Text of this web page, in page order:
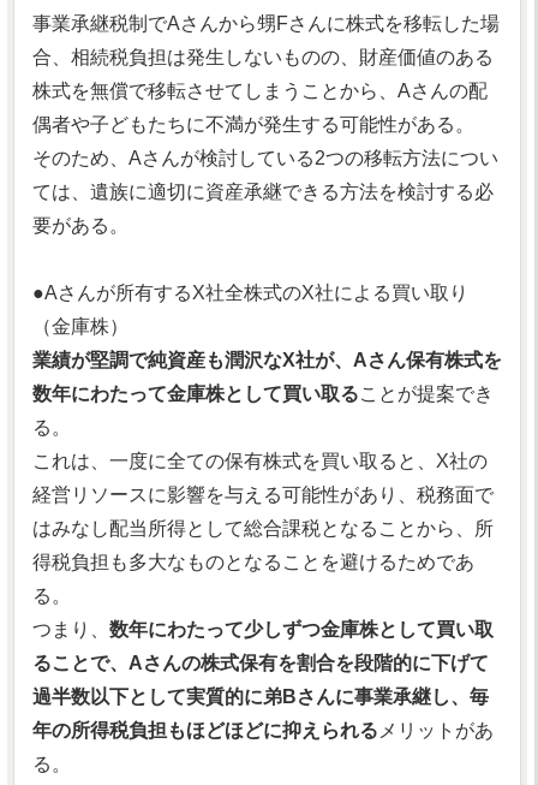
事業承継税制でAさんから甥Fさんに株式を移転した場
合、相続税負担は発生しないものの、財産価値のある
株式を無償で移転させてしまうことから、Aさんの配
偶者や子どもたちに不満が発生する可能性がある。
そのため、Aさんが検討している2つの移転方法につい
ては、遺族に適切に資産承継できる方法を検討する必
要がある。
●Aさんが所有するX社全株式のX社による買い取り
（金庫株）
業績が堅調で純資産も潤沢なX社が、Aさん保有株式を
数年にわたって金庫株として買い取ることが提案でき
る。
これは、一度に全ての保有株式を買い取ると、X社の
経営リソースに影響を与える可能性があり、税務面で
はみなし配当所得として総合課税となることから、所
得税負担も多大なものとなることを避けるためであ
る。
つまり、 数年にわたって少しずつ金庫株として買い取
ることで、Aさんの株式保有を割合を段階的に下げて
過半数以下として実質的に弟Bさんに事業承継し、毎
年の所得税負担もほどほどに抑えられる メリットがあ
る。